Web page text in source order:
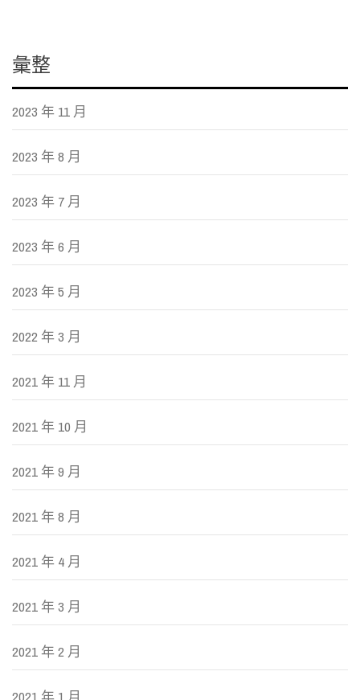
彙整
2023 年 11 月
2023 年 8 月
2023 年 7 月
2023 年 6 月
2023 年 5 月
2022 年 3 月
2021 年 11 月
2021 年 10 月
2021 年 9 月
2021 年 8 月
2021 年 4 月
2021 年 3 月
2021 年 2 月